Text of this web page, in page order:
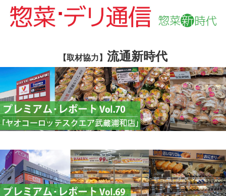
【取材協力】 流通新時代